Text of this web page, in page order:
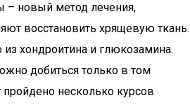
– новый метод лечения,
восстановить хрящевую ткань.
из хондроитина и глюкозамина.
добиться только в том
пройдено несколько курсов